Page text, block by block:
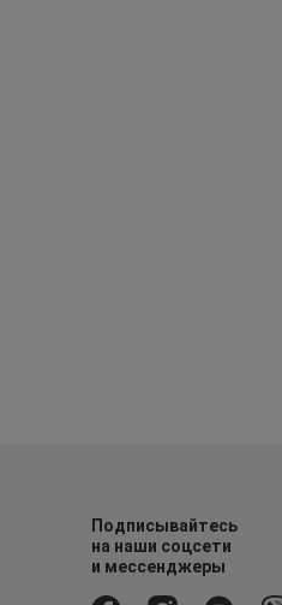
Подписывайтесь
на наши соцсети
и мессенджеры